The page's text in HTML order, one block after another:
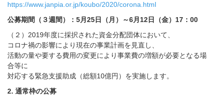
https://www.janpia.or.jp/koubo/2020/corona.html
公募期間（３週間）：5月25日（月）～6月12日（金）17：00
（２）2019年度に採択された資金分配団体において、
コロナ禍の影響により現在の事業計画を見直し、
活動の量や要する費用の変更により事業費の増額が必要となる場
合等に
対応する緊急支援助成（総額10億円）を実施します。
2. 通常枠の公募